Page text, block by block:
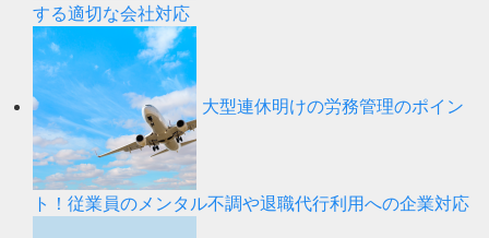
する適切な会社対応
大型連休明けの労務管理のポイン
ト！従業員のメンタル不調や退職代行利用への企業対応